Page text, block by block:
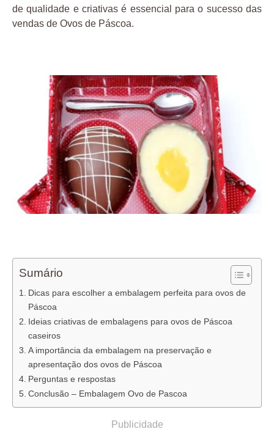
de qualidade e criativas é essencial para o sucesso das
vendas de Ovos de Páscoa.
Sumário
Dicas para escolher a embalagem perfeita para ovos de
Páscoa
Ideias criativas de embalagens para ovos de Páscoa
caseiros
A importância da embalagem na preservação e
apresentação dos ovos de Páscoa
Perguntas e respostas
Conclusão – Embalagem Ovo de Pascoa
Publicidade